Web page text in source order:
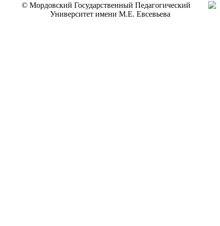
© Мордовский Государственный Педагогический
Университет имени М.Е. Евсевьева